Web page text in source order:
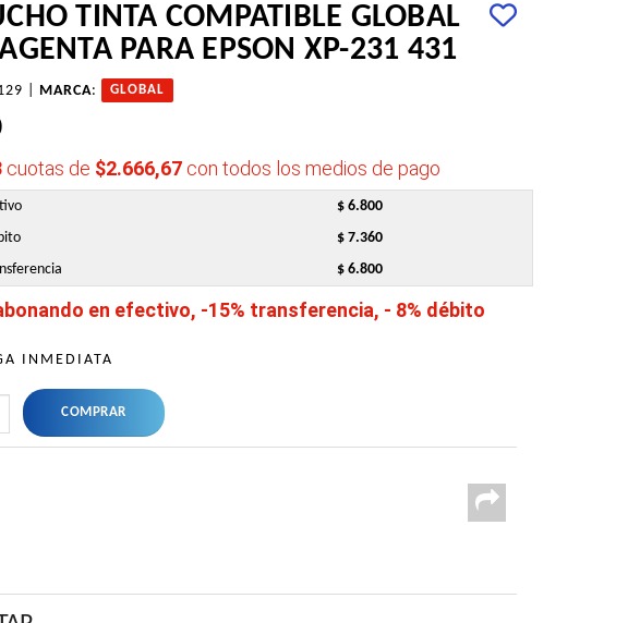
TINTA COMPATIBLE GLOBAL
PARA EPSON XP-231 431
| MARCA: GLOBAL
cuotas de $2.666,67 con todos los medios de pago
$ 6.800
$ 7.360
$ 6.800
en efectivo, -15% transferencia, - 8% débito
INMEDIATA